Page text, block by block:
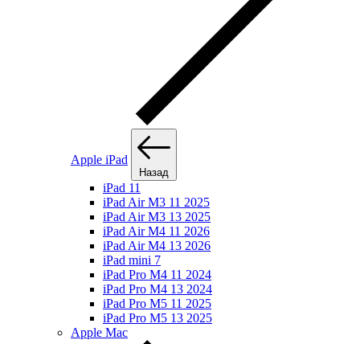
Apple iPad
Назад
iPad 11
iPad Air M3 11 2025
iPad Air M3 13 2025
iPad Air M4 11 2026
iPad Air M4 13 2026
iPad mini 7
iPad Pro M4 11 2024
iPad Pro M4 13 2024
iPad Pro M5 11 2025
iPad Pro M5 13 2025
Apple Mac